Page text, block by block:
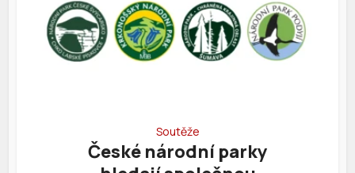
Soutěže
České národní parky